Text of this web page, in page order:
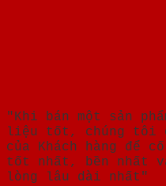
"Khi bán một sản
liệu tốt, chúng tôi
của Khách hàng để
tốt nhất, bền nhất
lòng lâu dài nhất"